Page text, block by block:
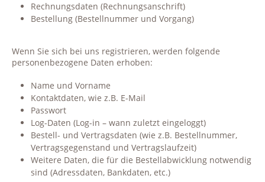
Rechnungsdaten (Rechnungsanschrift)
Bestellung (Bestellnummer und Vorgang)
Wenn Sie sich bei uns registrieren, werden folgende
personenbezogene Daten erhoben:
Name und Vorname
Kontaktdaten, wie z.B. E-Mail
Passwort
Log-Daten (Log-in – wann zuletzt eingeloggt)
Bestell- und Vertragsdaten (wie z.B. Bestellnummer,
Vertragsgegenstand und Vertragslaufzeit)
Weitere Daten, die für die Bestellabwicklung notwendig
sind (Adressdaten, Bankdaten, etc.)